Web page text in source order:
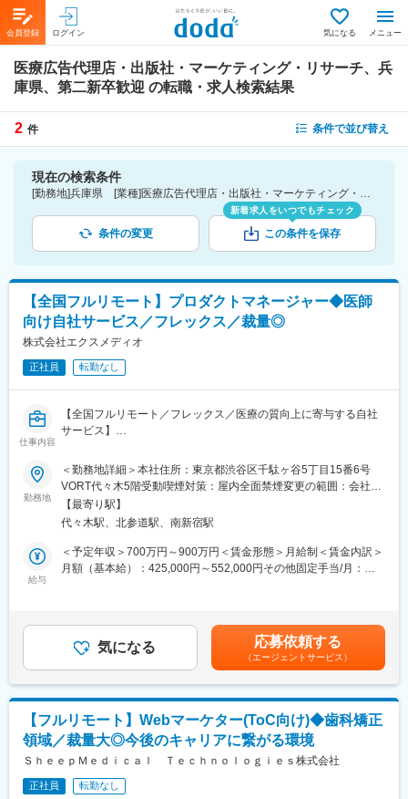
会員登録 ログイン 気になる メニュー
医療広告代理店・出版社・マーケティング・リサーチ、兵
庫県、第二新卒歓迎 の転職・求人検索結果
2 件 条件で並び替え
現在の検索条件
[勤務地]兵庫県 [業種]医療広告代理店・出版社・マーケティング・リサーチ-医薬品・医療機器・ライフサイエンス・医療系サービス [詳細条件](募集・採用情報)第二新卒歓迎
条件の変更
新着求人をいつでもチェック
この条件を保存
【全国フルリモート】プロダクトマネージャー◆医師
向け自社サービス／フレックス／裁量◎
株式会社エクスメディオ
正社員 転勤なし
仕事内容
【全国フルリモート／フレックス／医療の質向上に寄与する自社
サービス】
■担当業務
「ヒポクラ」という医師専用のWebサービスのプロダクトマネー
ジャーをお任せします。
「ヒポクラ」：約75,000人以上の医師が参加する日本最大級の医
師専用SNS。医師が専門外の事象に遭遇した際に他の医師より知
見を得られるオンライン医局”として拡大中。
・市場・競合・ユーザー分析
・新サービス、新機能の企画、要件定義、仕様策定
・KPIの設定と進捗管理、データに基づいた改善策の立案と実行
・ロードマップの作成と管理
・部門間（経営層、営業、マーケティング等）の調整
※ご本人の意向および試用期間中の業務状況などを踏まえて適材適
所を判断していきます。
勤務地
＜勤務地詳細＞本社住所：東京都渋谷区千駄ヶ谷5丁目15番6号
VORT代々木5階受動喫煙対策：屋内全面禁煙変更の範囲：会社の
定める事業所（リモートワーク含む）
【最寄り駅】
代々木駅、北参道駅、南新宿駅
給与
＜予定年収＞700万円～900万円＜賃金形態＞月給制＜賃金内訳＞
月額（基本給）：425,000円～552,000円その他固定手当/月：
残業手当＞有＜給与補足＞固定手当として、在宅勤務手当(月1万
円)がございます。賃金はあくまでも目安の金額であり、選考を通
じて上下する可能性があります。月給(月額)は固定手当を含めた表
記です。
気になる 応募依頼する
（エージェントサービス）
【フルリモート】Webマーケター(ToC向け)◆歯科矯正
領域／裁量大◎今後のキャリアに繋がる環境
ＳｈｅｅｐＭｅｄｉｃａｌ Ｔｅｃｈｎｏｌｏｇｉｅｓ株式会社
正社員 転勤なし